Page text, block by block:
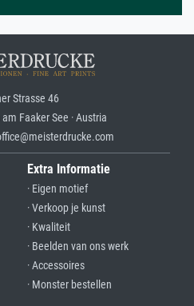
Strasse 46
Faaker See · Austria
Extra Informatie
· Eigen motief
· Verkoop je kunst
· Kwaliteit
· Beelden van ons werk
· Accessoires
· Monster bestellen